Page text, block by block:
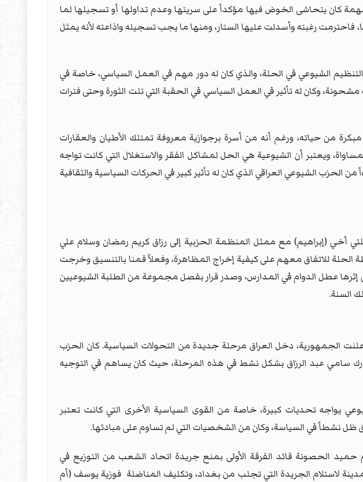
كان يتحاشى الخوض فيها مؤكداً على سريتها وعدم تداولها أو تسجيلها لما
فاحترمت رغبته وأسدلت عليها الستار، ومنها ما يجب تسجيله واذاعته لأنه يمثل
الشيوعي في الحلة، والذي كان له دور مهم في العمل السياسي، خاصة في
سياسية واجتماعية مشحونة، وكان له تأثير في العمل السياسي في الحقبة التي تلت الثورة وحتى فترات
من حياته، ورغم أنه من أسرة برجوازية معروفة تمتلك الأطيان والعقارات
ويعتبر أن الشيوعية هي الحل لمشاكل الفقر والاستغلال التي كانت تواجه
الحزب الشيوعي العراقي الذي كان له تأثير كبير في الحركات السياسية والثقافية
أخي (إبراهيم) مع ممثل المنظمة الحزبية إلى رزاق كريم رمضان وسلام علي
للاتفاق معهم على كيفية إخراج المظاهرة، وفعلاً قمنا بالتنسيق وخرجت
عطل الدوام في المدارس، وصدر قرار بفصل مجموعة من الطلبة الشيوعيين
السنة.
بالحكم الملكي وأعلنت الجمهورية، دخل العراق مرحلة جديدة من التحولات السياسية. كان الحزب
سامي عبد الرزاق بشكل نشط في هذه المرحلة، حيث كان يساهم في التوجيه
يواجه تحديات كبيرة، خاصة من القوى السياسية الأخرى التي كانت تعتبر
ظل نشطاً في السياسة، وكان من الشخصيات التي لم تساوم على مبادئها.
الحصونة قائد الفرقة الأولى بمنع جريدة اتحاد الشعب من التوزيع في
لاستلام الجريدة التي تجلب من بغداد، وتكليف المناضلة فوزية يوسف (أم